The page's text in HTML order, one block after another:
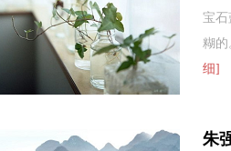
宝石
糊
细]
朱